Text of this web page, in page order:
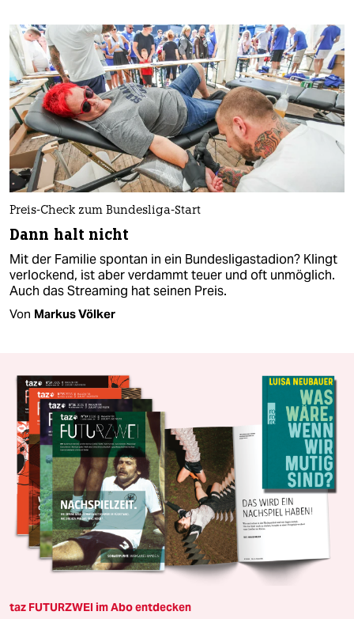
Preis-Check zum Bundesliga-Start
Dann halt nicht
Mit der Familie spontan in ein Bundesligastadion? Klingt
verlockend, ist aber verdammt teuer und oft unmöglich.
Auch das Streaming hat seinen Preis.
Von Markus Völker
taz FUTURZWEI im Abo entdecken